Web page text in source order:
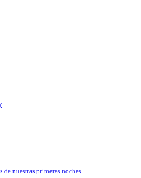
de nuestras primeras noches